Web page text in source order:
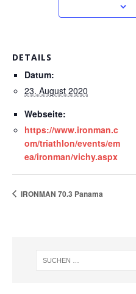
DETAILS
Datum:
23. August 2020
Webseite:
https://www.ironman.c
om/triathlon/events/em
ea/ironman/vichy.aspx
IRONMAN 70.3 Panama